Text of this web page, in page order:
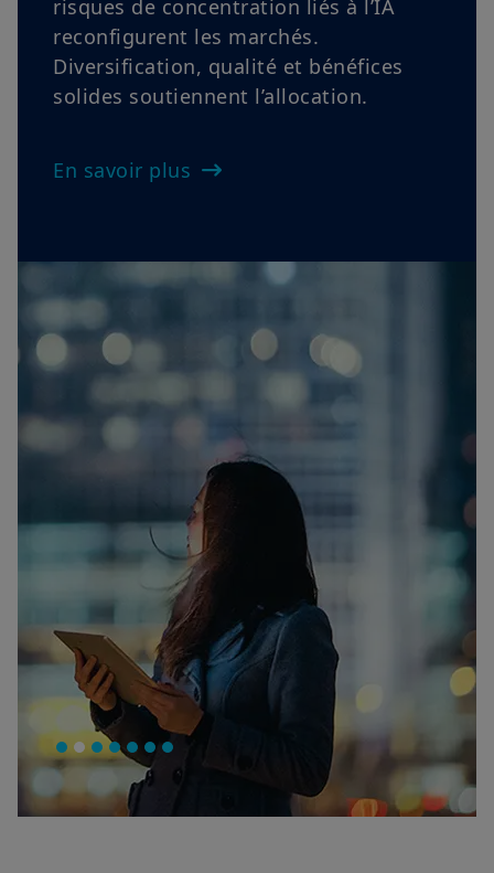
Rester prudemment exposé au risque :
inflation, banques centrales hawkish et
risques de concentration liés à l’IA
Diversification, qualité et bénéfices
solides soutiennent l’allocation.
En savoir plus